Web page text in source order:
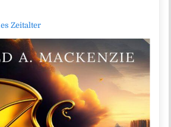
Zeitalter